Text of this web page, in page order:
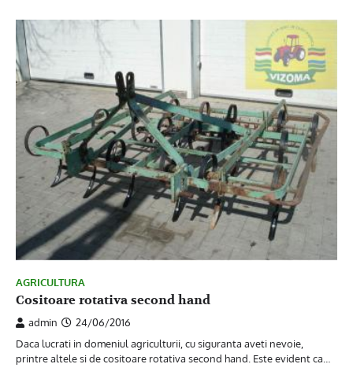
AGRICULTURA
Cositoare rotativa second hand
admin
24/06/2016
Daca lucrati in domeniul agriculturii, cu siguranta aveti nevoie,
printre altele si de cositoare rotativa second hand. Este evident ca…